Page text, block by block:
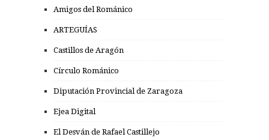
Amigos del Románico
ARTEGUÍAS
Castillos de Aragón
Círculo Románico
Diputación Provincial de Zaragoza
Ejea Digital
El Desván de Rafael Castillejo